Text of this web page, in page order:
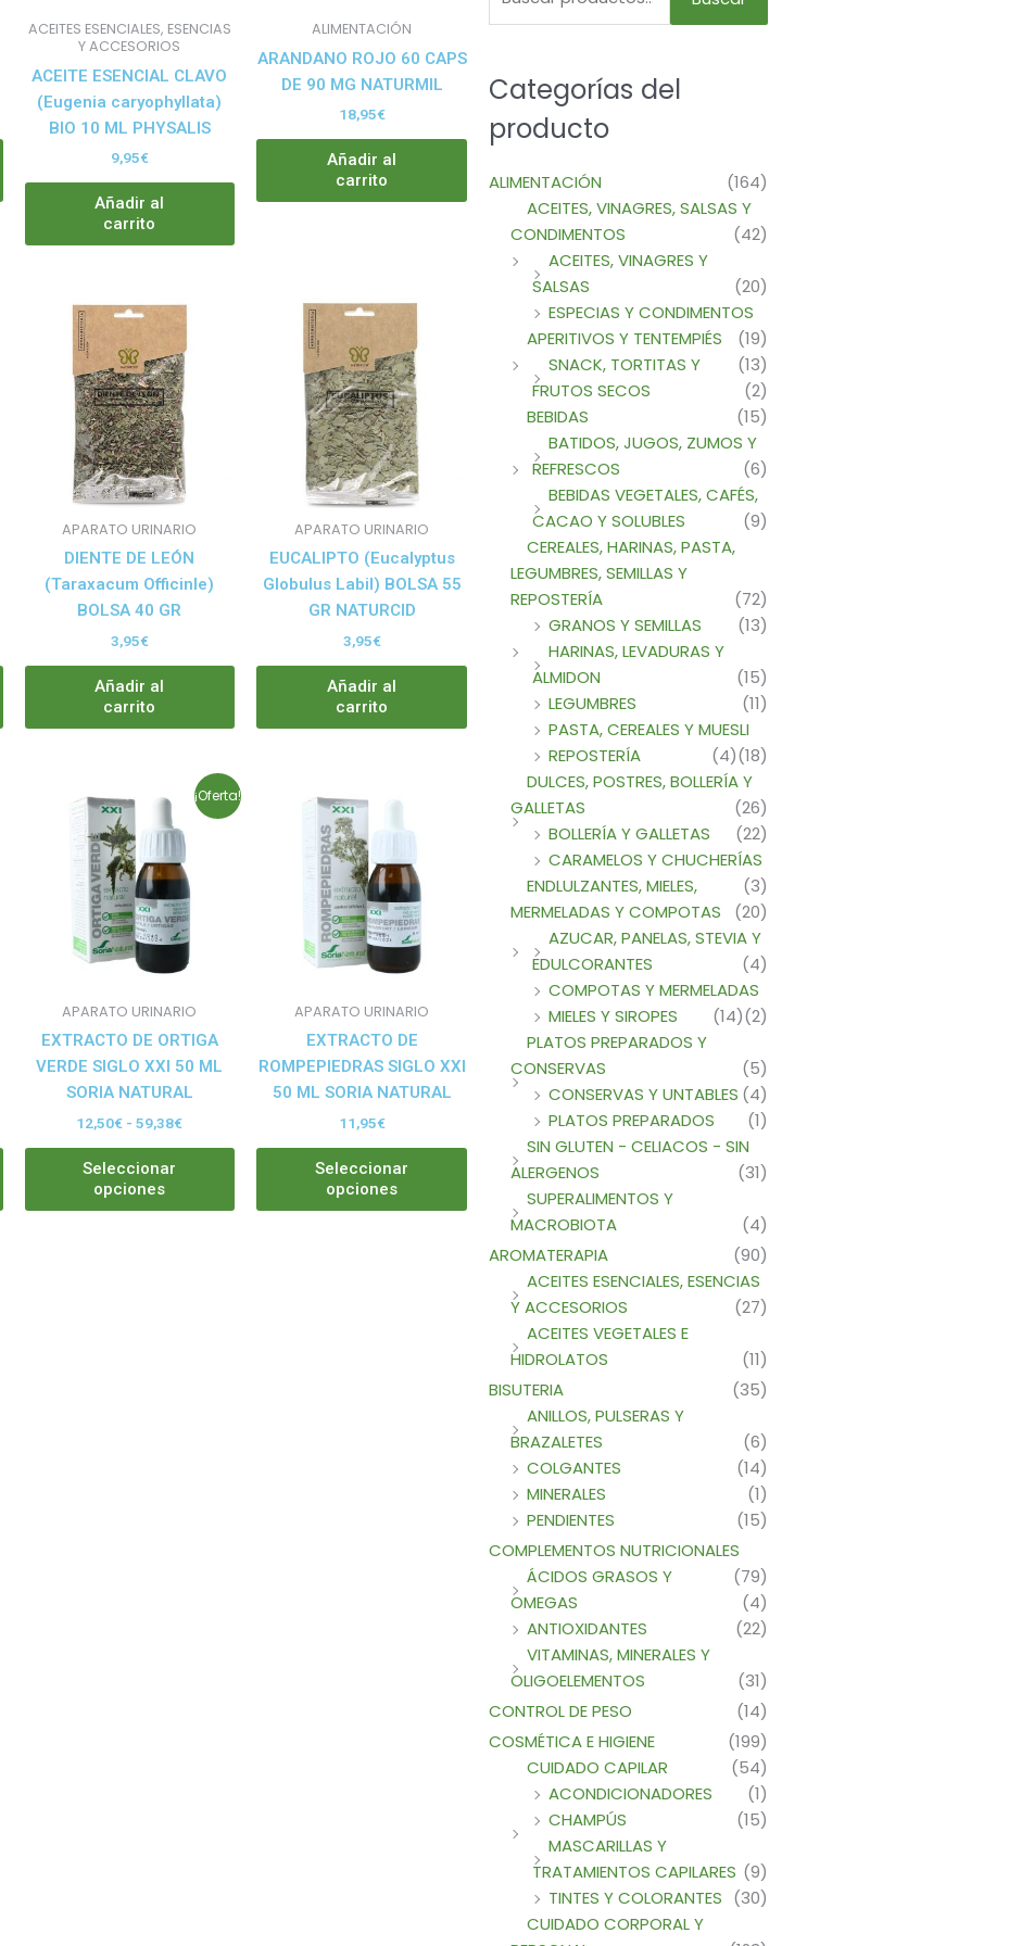
página
de
ACEITES ESENCIALES, ESENCIAS
Y ACCESORIOS
ACEITE ESENCIAL CLAVO
(Eugenia caryophyllata)
BIO 10 ML PHYSALIS
9,95€
Añadir al
carrito
ALIMENTACIÓN
ARANDANO ROJO 60 CAPS
DE 90 MG NATURMIL
18,95€
Añadir al
carrito
APARATO URINARIO
DIENTE DE LEÓN
(Taraxacum Officinle)
BOLSA 40 GR
3,95€
Añadir al
carrito
APARATO URINARIO
EUCALIPTO (Eucalyptus
Globulus Labil) BOLSA 55
GR NATURCID
3,95€
Añadir al
carrito
¡Oferta!
APARATO URINARIO
EXTRACTO DE ORTIGA
VERDE SIGLO XXI 50 ML
SORIA NATURAL
12,50€ - 59,38€
Rango
de
precios:
desde
12,50€
hasta
59,38€
Seleccionar
opciones
Este
producto
opciones
página
producto
APARATO URINARIO
EXTRACTO DE
ROMPEPIEDRAS SIGLO XXI
50 ML SORIA NATURAL
11,95€
Seleccionar
opciones
producto
múltiples
variantes.
opciones
producto
Categorías del
producto
ALIMENTACIÓN
(164)
ACEITES, VINAGRES, SALSAS Y
CONDIMENTOS
(42)
ACEITES, VINAGRES Y
SALSAS
(20)
ESPECIAS Y CONDIMENTOS
(19)
APERITIVOS Y TENTEMPIÉS
(13)
SNACK, TORTITAS Y
FRUTOS SECOS
(2)
BEBIDAS
(15)
BATIDOS, JUGOS, ZUMOS Y
REFRESCOS
(6)
BEBIDAS VEGETALES, CAFÉS,
CACAO Y SOLUBLES
(9)
CEREALES, HARINAS, PASTA,
LEGUMBRES, SEMILLAS Y
REPOSTERÍA
(72)
GRANOS Y SEMILLAS
(13)
HARINAS, LEVADURAS Y
ALMIDON
(15)
LEGUMBRES
(11)
PASTA, CEREALES Y MUESLI
(18)
REPOSTERÍA
(4)
DULCES, POSTRES, BOLLERÍA Y
GALLETAS
(26)
BOLLERÍA Y GALLETAS
(22)
CARAMELOS Y CHUCHERÍAS
(3)
ENDLULZANTES, MIELES,
MERMELADAS Y COMPOTAS
(20)
AZUCAR, PANELAS, STEVIA Y
EDULCORANTES
(4)
COMPOTAS Y MERMELADAS
(2)
MIELES Y SIROPES
(14)
PLATOS PREPARADOS Y
CONSERVAS
(5)
CONSERVAS Y UNTABLES (4)
PLATOS PREPARADOS
(1)
SIN GLUTEN - CELIACOS - SIN
ALERGENOS
(31)
SUPERALIMENTOS Y
MACROBIOTA
(4)
AROMATERAPIA
(90)
ACEITES ESENCIALES, ESENCIAS
Y ACCESORIOS
(27)
ACEITES VEGETALES E
HIDROLATOS
(11)
BISUTERIA
(35)
ANILLOS, PULSERAS Y
BRAZALETES
(6)
COLGANTES
(14)
MINERALES
(1)
PENDIENTES
(15)
COMPLEMENTOS NUTRICIONALES
(79)
ÁCIDOS GRASOS Y
OMEGAS
(4)
ANTIOXIDANTES
(22)
VITAMINAS, MINERALES Y
OLIGOELEMENTOS
(31)
CONTROL DE PESO
(14)
COSMÉTICA E HIGIENE
(199)
CUIDADO CAPILAR
(54)
ACONDICIONADORES
(1)
CHAMPÚS
(15)
MASCARILLAS Y
TRATAMIENTOS CAPILARES (9)
TINTES Y COLORANTES (30)
CUIDADO CORPORAL Y